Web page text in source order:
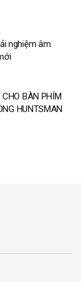
nghiệm âm
BÀN PHÍM
HUNTSMAN